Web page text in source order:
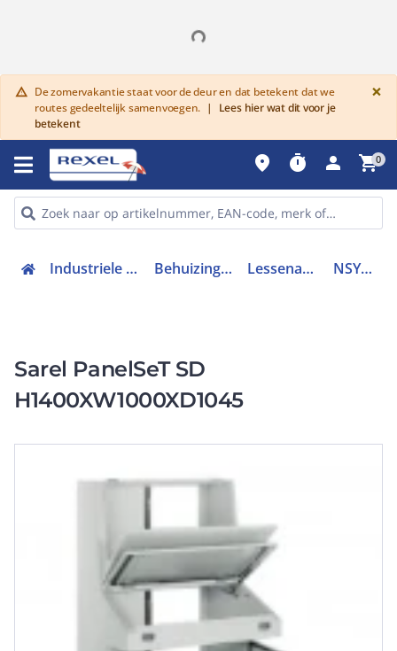
warning De zomervakantie staat voor de deur en dat betekent dat we
routes gedeeltelijk samenvoegen. |
Lees hier wat dit voor je
betekent
×
place timer person shopping_cart0
Industriele componenten Behuizingen en kasten Lessenaarsectie leeg NSYSDF1010
Sarel PanelSeT SD
H1400XW1000XD1045